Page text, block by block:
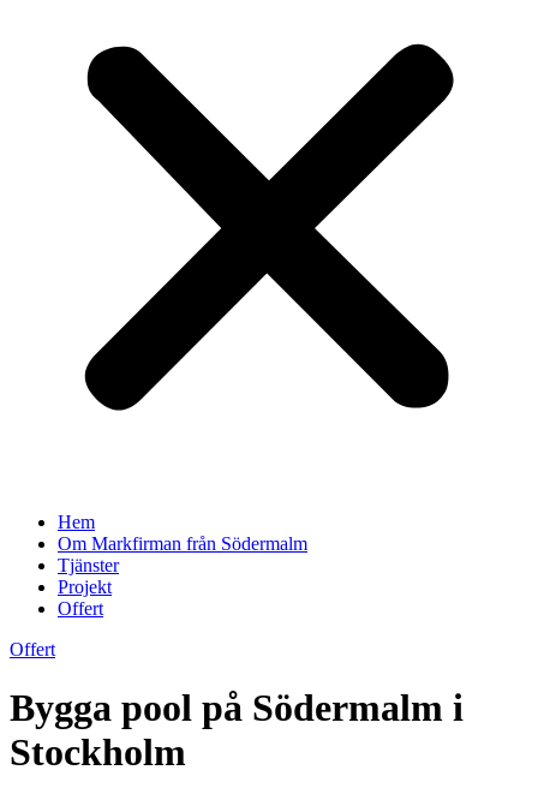
Hem
Om Markfirman från Södermalm
Tjänster
Projekt
Offert
Offert
Bygga pool på Södermalm i
Stockholm